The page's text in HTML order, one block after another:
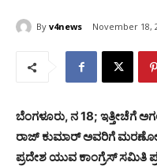
By v4news November 18,
ಬೆಂಗಳೂರು, ನ 18; ಇತ್ತೀಚೆಗೆ
ರಾಜ್ ಕುಮಾರ್ ಅವರಿಗೆ
ಪ್ರದೇಶ ಯುವ ಕಾಂಗ್ರೆಸ್ ಸಮಿತಿ